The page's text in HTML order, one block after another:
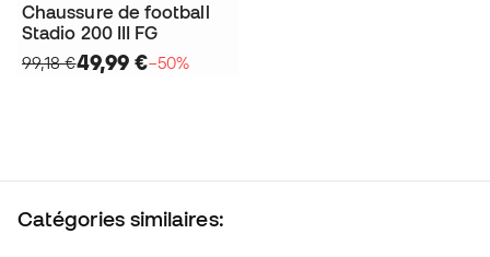
Chaussure de football
Stadio 200 III FG
99,18 €49,99 €−50%
Catégories similaires: